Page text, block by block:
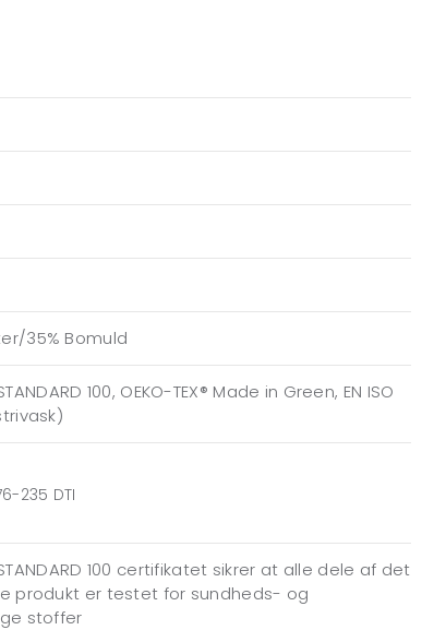
35% Bomuld
100, OEKO-TEX® Made in Green, EN ISO
235 DTI
STANDARD 100 certifikatet sikrer at alle dele af det
produkt er testet for sundheds- og
stoffer